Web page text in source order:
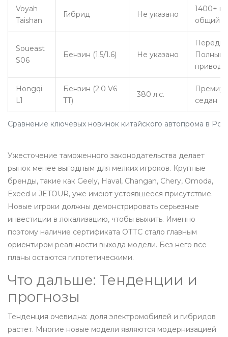
Сравнение ключевых новинок китайского автопрома в
Voyah
Taishan
Гибрид Не указано
1400+ км
общий
Soueast
S06
Бензин (1.5/1.6) Не указано
Полный
привод
Hongqi
L1
Бензин (2.0 V6
TT)
380 л.с.
седан
Ужесточение таможенного законодательства делает
рынок менее выгодным для мелких игроков. Крупные
бренды, такие как Geely, Haval, Changan, Chery, Omoda,
Exeed и JETOUR, уже имеют устоявшееся присутствие.
Новые игроки должны демонстрировать серьезные
инвестиции в локализацию, чтобы выжить. Именно
поэтому наличие сертификата ОТТС стало главным
ориентиром реальности выхода модели. Без него все
планы остаются гипотетическими.
Что дальше: Тенденции и
прогнозы
Тенденция очевидна: доля электромобилей и гибридов
растет. Многие новые модели являются модернизацией